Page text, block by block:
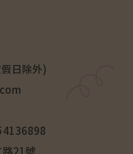
日除外)
21號